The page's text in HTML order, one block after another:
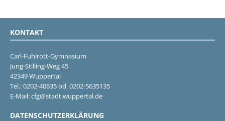
KONTAKT
Carl-Fuhlrott-Gymnasium
Jung-Stilling-Weg 45
42349 Wuppertal
Tel.: 0202-40635 od. 0202-5635135
E-Mail: cfg@stadt.wuppertal.de
DATENSCHUTZERKLÄRUNG